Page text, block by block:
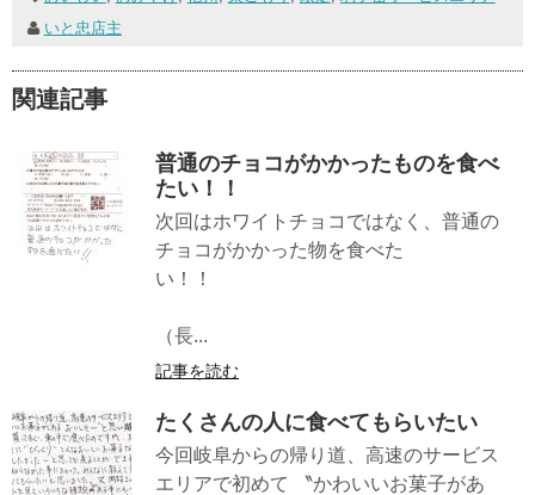
いと忠店主
関連記事
普通のチョコがかかったものを食べ
たい！！
次回はホワイトチョコではなく、普通の
チョコがかかった物を食べた
い！！
（長...
記事を読む
たくさんの人に食べてもらいたい
今回岐阜からの帰り道、高速のサービス
エリアで初めて 〝かわいいお菓子があ